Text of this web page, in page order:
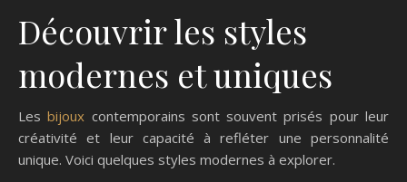
Découvrir les styles
modernes et uniques
Lesbijoux contemporains sont souvent prisés pour leur
créativité et leur capacité à refléter une personnalité
unique. Voici quelques styles modernes à explorer.